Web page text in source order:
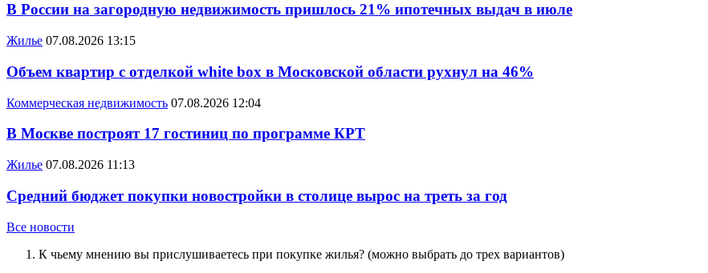
В России на загородную недвижимость пришлось 21% ипотечных выдач в июле
Жилье 07.08.2026 13:15
Объем квартир с отделкой white box в Московской области рухнул на 46%
Коммерческая недвижимость 07.08.2026 12:04
В Москве построят 17 гостиниц по программе КРТ
Жилье 07.08.2026 11:13
Средний бюджет покупки новостройки в столице вырос на треть за год
Все новости
К чьему мнению вы прислушиваетесь при покупке жилья? (можно выбрать до трех вариантов)